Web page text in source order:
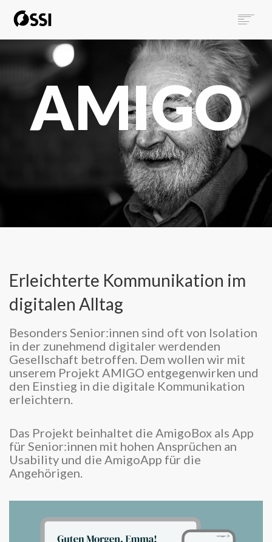
Projekt neuroaffirmativ.at
StatutenAMIGO
Erleichterte Kommunikation im
digitalen Alltag
Besonders Senior:innen sind oft von Isolation
in der zunehmend digitaler werdenden
Gesellschaft betroffen. Dem wollen wir mit
unserem Projekt AMIGO entgegenwirken und
den Einstieg in die digitale Kommunikation
erleichtern.
Das Projekt beinhaltet die AmigoBox als App
für Senior:innen mit hohen Ansprüchen an
Usability und die AmigoApp für die
Angehörigen.